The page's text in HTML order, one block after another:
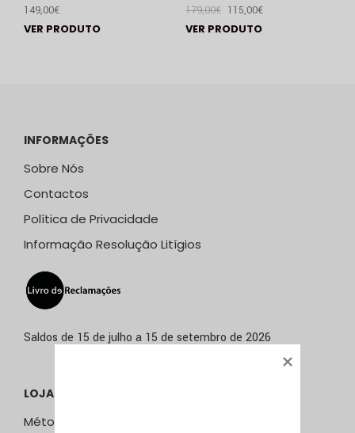
149,00€
VER PRODUTO
179,00€ 115,00€
VER PRODUTO
INFORMAÇÕES
Sobre Nós
Contactos
Política de Privacidade
Informação Resolução Litígios
Saldos de 15 de julho a 15 de setembro de 2026
LOJA ONLINE
Métodos e Custos de Envio